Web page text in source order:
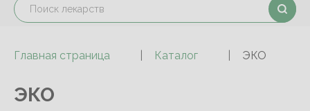
Главная страница Каталог ЭКО
ЭКО